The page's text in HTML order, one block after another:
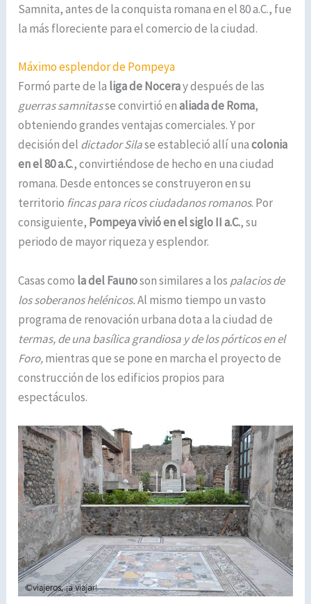
Samnita, antes de la conquista romana en el 80 a.C., fue
la más floreciente para el comercio de la ciudad.
Máximo esplendor de Pompeya
Formó parte de la liga de Noceray después de las
guerras samnitasse convirtió enaliada de Roma,
obteniendo grandes ventajas comerciales. Y por
decisión del dictador Silase estableció allí unacolonia
en el 80 a.C., convirtiéndose de hecho en una ciudad
romana. Desde entonces se construyeron en su
territorio fincas para ricos ciudadanos romanos. Por
consiguiente, Pompeya vivió en el siglo II a.C., su
periodo de mayor riqueza y esplendor.
Casas como la del Faunoson similares a los palacios de
los soberanos helénicos.Al mismo tiempo un vasto
programa de renovación urbana dota a la ciudad de
termas, de una basílica grandiosa y de los pórticos en el
Foro,mientras que se pone en marcha el proyecto de
construcción de los edificios propios para
espectáculos.